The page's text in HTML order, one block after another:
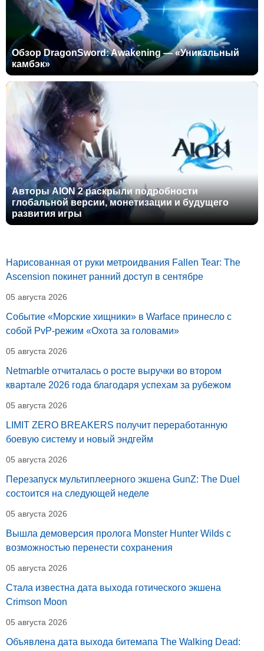
Обзор DragonSword: Awakening — «Уникальный
камбэк»
Авторы AION 2 раскрыли подробности
глобальной версии, монетизации и будущего
развития игры
Нарисованная от руки метроидвания Fallen Tear: The
Ascension покинет ранний доступ в сентябре
05 августа 2026
Событие «Морские хищники» в Warface принесло с
собой PvP-режим «Охота за головами»
05 августа 2026
Netmarble отчиталась о росте выручки во втором
квартале 2026 года благодаря успехам за рубежом
05 августа 2026
LIMIT ZERO BREAKERS получит переработанную
боевую систему и новый эндгейм
05 августа 2026
Перезапуск мультиплеерного экшена GunZ: The Duel
состоится на следующей неделе
05 августа 2026
Вышла демоверсия пролога Monster Hunter Wilds с
возможностью перенести сохранения
05 августа 2026
Стала известна дата выхода готического экшена
Crimson Moon
05 августа 2026
Объявлена дата выхода битемапа The Walking Dead: